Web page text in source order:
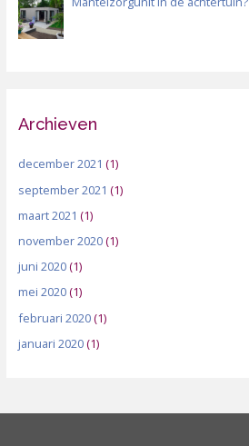
Archieven
december 2021 (1)
september 2021 (1)
maart 2021 (1)
november 2020(1)
juni 2020(1)
mei 2020(1)
februari 2020(1)
januari 2020(1)